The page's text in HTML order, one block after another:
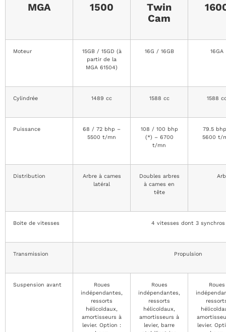
MGA 1500
Twin
Cam
Moteur
15GB / 15GD (à
partir de la
MGA 61504)
16G / 16GB 16GA
Cylindrée 1489 cc 1588 cc 1588
Puissance
68 / 72 bhp –
5500 t/mn
108 / 100 bhp
(*) – 6700
t/mn
79.5
5600 t/
Distribution
Arbre à cames
latéral
Doubles arbres
à cames en
tête
Boite de vitesses 4 vitesses dont 3 synchros
Transmission Propulsion
Suspension avant
Roues
indépendantes,
ressorts
hélicoïdaux,
amortisseurs à
levier. Option :
Roues
indépendantes,
ressorts
hélicoïdaux,
amortisseurs à
levier, barre
Roues
levier.